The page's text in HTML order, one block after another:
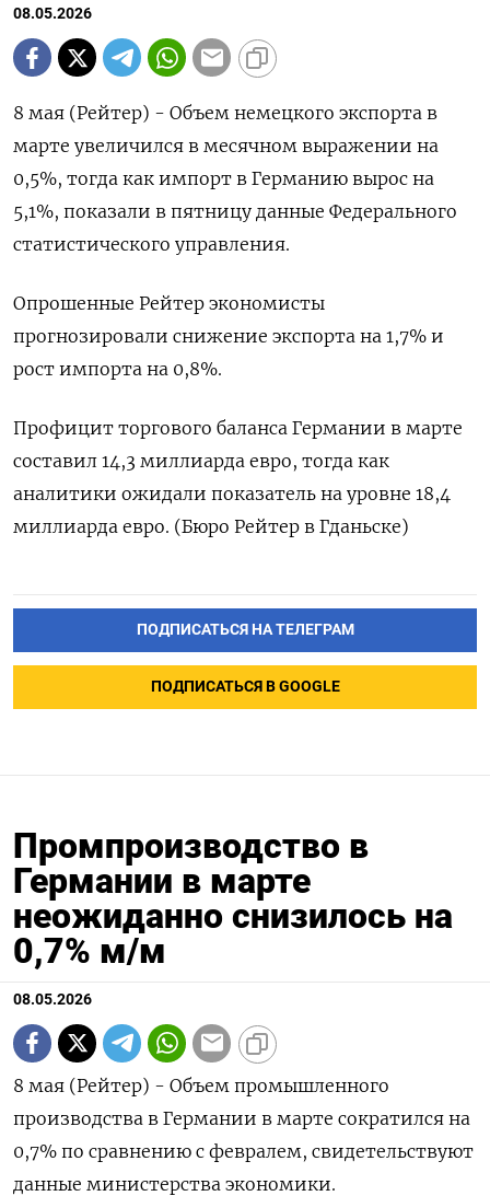
08.05.2026
8 мая (Рейтер) - Объем немецкого экспорта ‌в
марте увеличился в месячном ​выражении на ​
0,5%, тогда ​как импорт ⁠в ‌Германию вырос ‌на
5,1%, показали ​в ‌пятницу данные Федерального ​
статистического управления.
Опрошенные Рейтер ‌экономисты
прогнозировали снижение экспорта на ​1,7% ​и
‌рост импорта на ​0,8%.
Профицит торгового баланса Германии в марте
составил 14,3 миллиарда евро, ​тогда ⁠как
аналитики ожидали ‌показатель на ‌уровне 18,4
миллиарда ​евро. (Бюро Рейтер в ‌Гданьске)
ПОДПИСАТЬСЯ НА ТЕЛЕГРАМ
ПОДПИСАТЬСЯ В GOOGLE
Промпроизводство в
Германии в марте
неожиданно снизилось на
0,7%​​​ м/м
08.05.2026
8 мая (Рейтер) - ‌Объем ​промышленного ​
производства ​в Германии в ⁠марте ‌сократился ‌на ​
0,7% ‌по ​сравнению ‌с февралем, свидетельствуют
​данные ​министерства ‌экономики.